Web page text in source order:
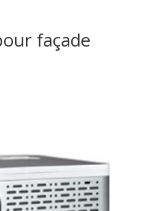
façade